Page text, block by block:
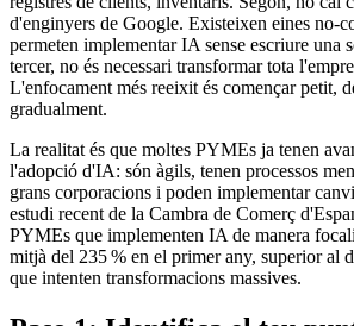
d'enginyers de Google. Existeixen eines no-
permeten implementar IA sense escriure una
tercer, no és necessari transformar tota
L'enfocament més reeixit és començar petit,
gradualment.
La realitat és que moltes PYMEs ja tenen
l'adopció d'IA: són àgils, tenen processos
grans corporacions i poden implementar
estudi recent de la Cambra de Comerç
PYMEs que implementen IA de manera
mitjà del 235 % en el primer any, superior al
que intenten transformacions massives.